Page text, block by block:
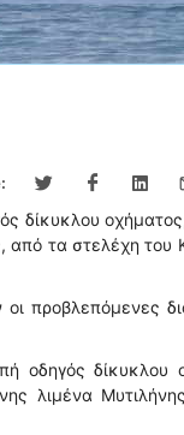
δίκυκλου
από τα στελέχη του
προβλεπόμενες
οδηγός δίκυκλου
λιμένα